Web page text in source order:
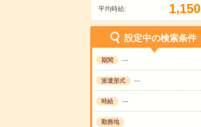
平均時給: 1,150
設定中の検索条件
期間 ---
派遣形式 ---
時給 ---
勤務地